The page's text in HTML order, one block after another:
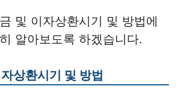
및 이자상환시기 및 방법에
알아보도록 하겠습니다.
상환시기 및 방법